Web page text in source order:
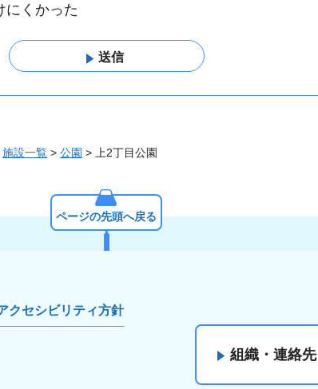
にくかった
施設一覧 > 公園 > 上2丁目公園
ページの先頭へ戻る
クセシビリティ方針
組織・連絡先